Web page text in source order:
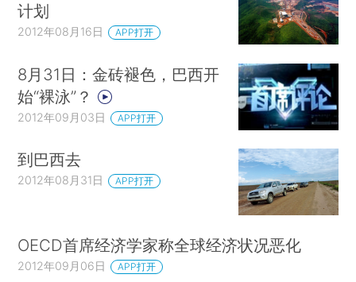
计划
2012年08月16日 APP打开
8月31日：金砖褪色，巴西开
始“裸泳”？
2012年09月03日 APP打开
到巴西去
2012年08月31日 APP打开
OECD首席经济学家称全球经济状况恶化
2012年09月06日 APP打开